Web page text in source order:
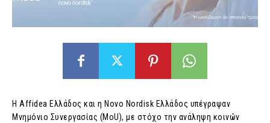
Η Affidea Ελλάδος και η Novo Nordisk Ελλάδος υπέγραψαν
Μνημόνιο Συνεργασίας (MoU), με στόχο την ανάληψη κοινών